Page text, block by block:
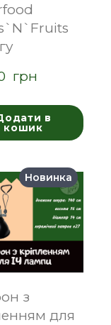
грн
в
кошик
Новинка
з
для